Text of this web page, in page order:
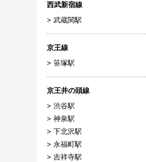
西武新宿線
武蔵関駅
京王線
笹塚駅
京王井の頭線
渋谷駅
神泉駅
下北沢駅
永福町駅
吉祥寺駅